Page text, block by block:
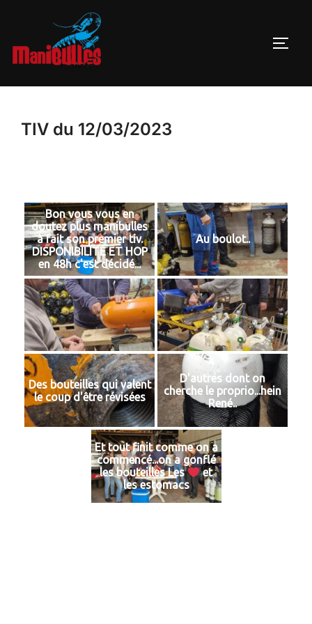
TIV du 12/03/2023
Bon vous vous en
doutez plus manibulles
à fait son premier tiv.
DISPONIBILITÉ ET HOP
en 48h c'est décidé...
Au boulot..
Des bouteilles qui valent
le coup d'être révisées
D'autres dont on
cherche le proprio...hein
René..
Et tout finit comme on a
commencé...on a gonflé
les bouteilles Les
et
les estomacs